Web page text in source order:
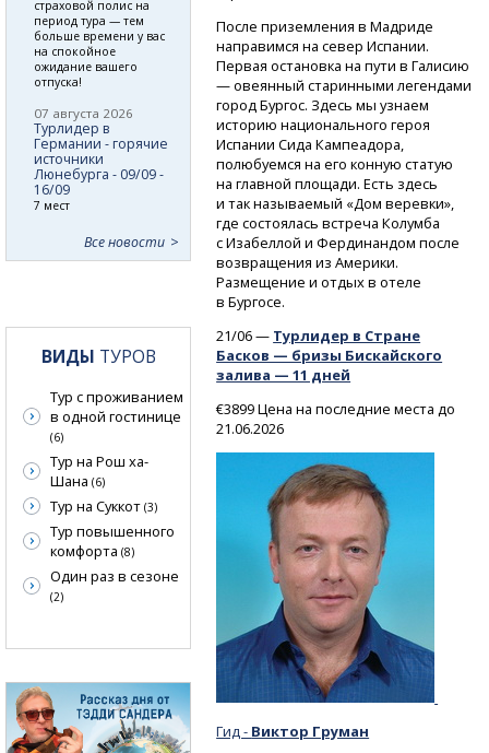
После приземления в Мадриде
направимся на север Испании.
Первая остановка на пути в Галисию
— овеянный старинными легендами
город Бургос. Здесь мы узнаем
историю национального героя
Испании Сида Кампеадора,
полюбуемся на его конную статую
на главной площади. Есть здесь
и так называемый «Дом веревки»,
где состоялась встреча Колумба
с Изабеллой и Фердинандом после
возвращения из Америки.
Размещение и отдых в отеле
в Бургосе.
21/06 — Турлидер в Стране
Басков — бризы Бискайского
залива — 11 дней
€3899 Цена на последние места до
21.06.2026
Гид - Виктор Груман
страховой полис на
период тура — тем
больше времени у вас
на спокойное
ожидание вашего
отпуска!
07 августа 2026
Турлидер в
Германии - горячие
источники
Люнебурга - 09/09 -
16/09
7 мест
Все новости
ВИДЫ ТУРОВ
Тур с проживанием
в одной гостинице
(6)
Тур на Рош ха-
Шана (6)
Тур на Суккот (3)
Тур повышенного
комфорта (8)
Один раз в сезоне
(2)